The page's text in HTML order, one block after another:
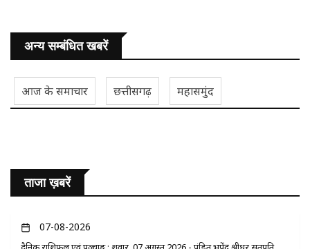
अन्य सम्बंधित खबरें
आज के समाचार छत्तीसगढ़ महासमुंद
ताजा ख़बरें
07-08-2026